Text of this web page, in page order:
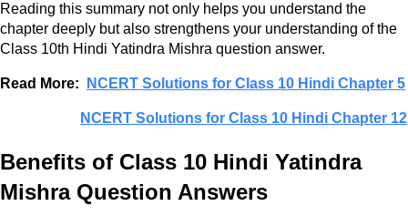
Reading this summary not only helps you understand the
chapter deeply but also strengthens your understanding of the
Class 10th Hindi Yatindra Mishra question answer.
Read More: NCERT Solutions for Class 10 Hindi Chapter 5
NCERT Solutions for Class 10 Hindi Chapter 12
Benefits of Class 10 Hindi Yatindra
Mishra Question Answers